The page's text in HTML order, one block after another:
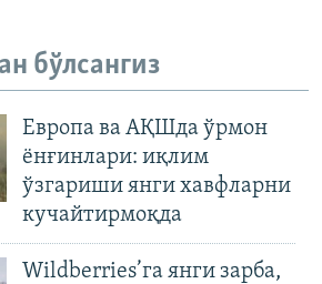
бўлсангиз
Европа ва АҚШда ўрмон
ёнғинлари: иқлим
ўзгариши янги хавфларни
кучайтирмоқда
Wildberries’га янги зарба,